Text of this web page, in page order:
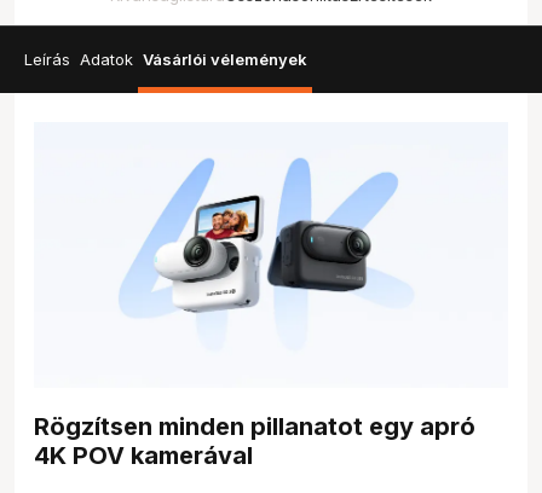
Leírás Adatok Vásárlói vélemények
Rögzítsen minden pillanatot egy apró
4K POV kamerával